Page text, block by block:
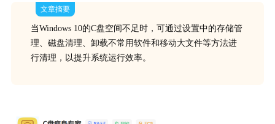
文章摘要
当Windows 10的C盘空间不足时，可通过设置中的存储管
理、磁盘清理、卸载不常用软件和移动大文件等方法进
行清理，以提升系统运行效率。